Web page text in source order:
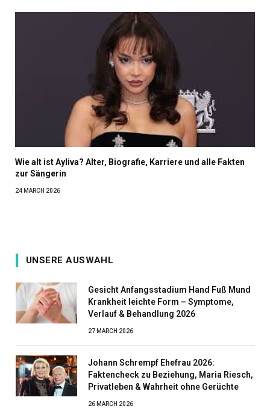
Wie alt ist Ayliva? Alter, Biografie, Karriere und alle Fakten
zur Sängerin
24 MARCH 2026
UNSERE AUSWAHL
Gesicht Anfangsstadium Hand Fuß Mund
Krankheit leichte Form – Symptome,
Verlauf & Behandlung 2026
27 MARCH 2026
Johann Schrempf Ehefrau 2026:
Faktencheck zu Beziehung, Maria Riesch,
Privatleben & Wahrheit ohne Gerüchte
26 MARCH 2026